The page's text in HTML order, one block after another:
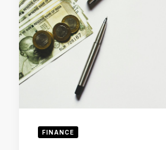
FINANCE